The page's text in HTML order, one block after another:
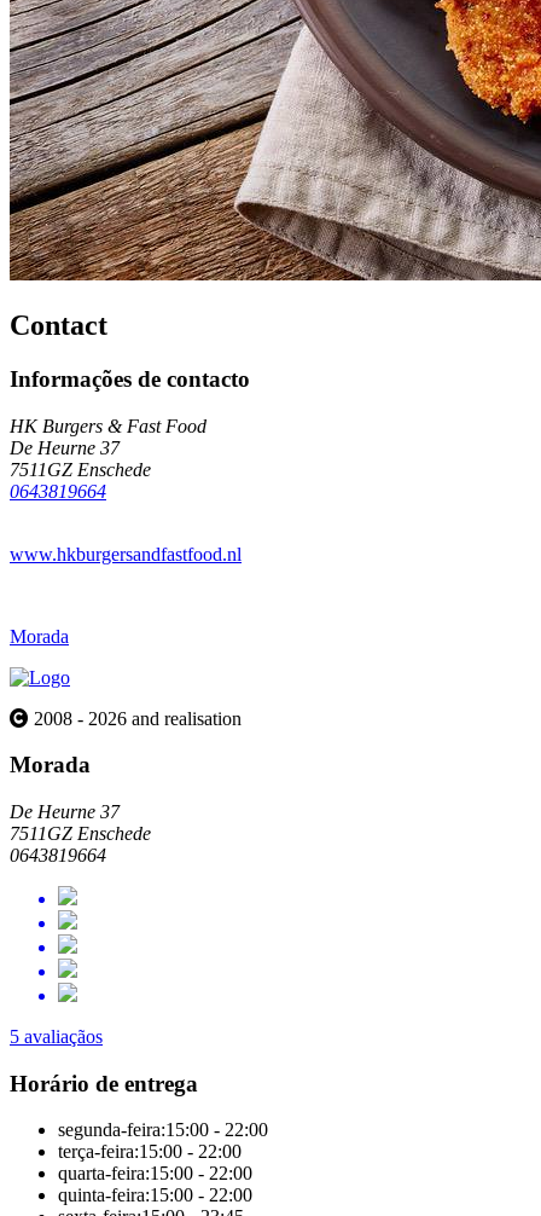
Contact
Informações de contacto
HK Burgers & Fast Food
De Heurne 37
7511GZ Enschede
0643819664
www.hkburgersandfastfood.nl
Morada
2008 - 2026 and realisation
Morada
De Heurne 37
7511GZ Enschede
0643819664
5 avaliaçãos
Horário de entrega
segunda-feira:15:00 - 22:00
terça-feira:15:00 - 22:00
quarta-feira:15:00 - 22:00
quinta-feira:15:00 - 22:00